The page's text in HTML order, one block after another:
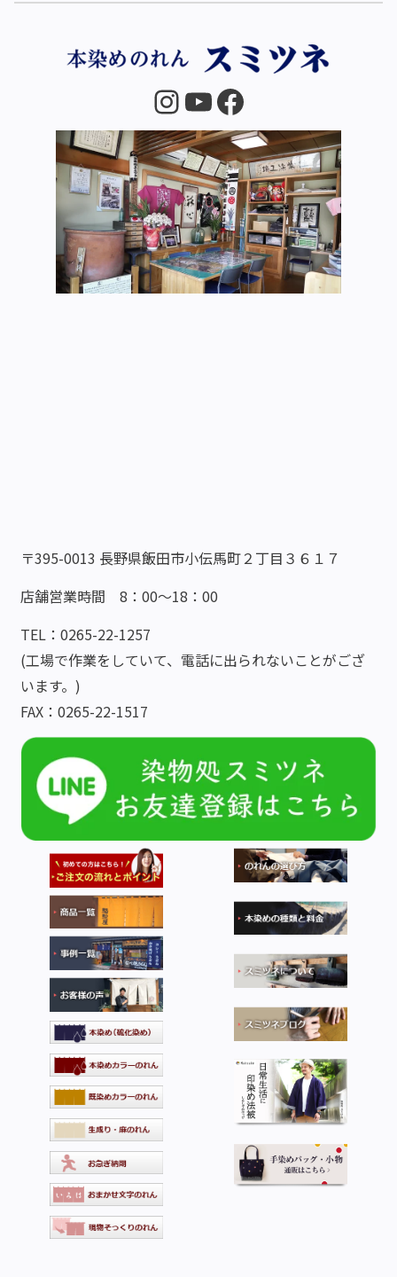
〒395-0013 長野県飯田市小伝馬町２丁目３６１７
店舗営業時間 8：00～18：00
TEL：0265-22-1257
(工場で作業をしていて、電話に出られないことがござ
います。)
FAX：0265-22-1517